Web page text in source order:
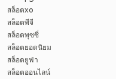
สล็อตxo
สล็อตพีจี
สล็อตพุซซี่
สล็อตยอดนิยม
สล็อตยูฟ่า
สล็อตออนไลน์